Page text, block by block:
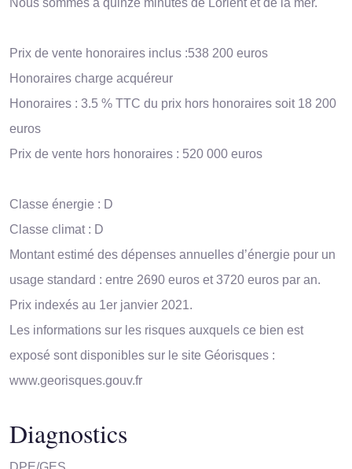
Prix de vente honoraires inclus :538 200 euros
Honoraires charge acquéreur
Honoraires : 3.5 % TTC du prix hors honoraires soit 18 200
euros
Prix de vente hors honoraires : 520 000 euros
Classe énergie : D
Classe climat : D
Montant estimé des dépenses annuelles d’énergie pour un
usage standard : entre 2690 euros et 3720 euros par an.
Prix indexés au 1er janvier 2021.
Les informations sur les risques auxquels ce bien est
exposé sont disponibles sur le site Géorisques :
www.georisques.gouv.fr
Diagnostics